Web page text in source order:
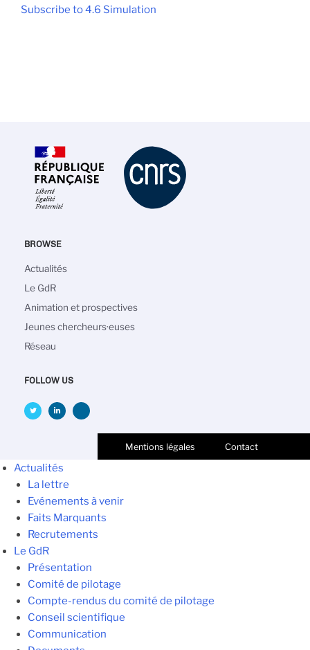
Subscribe to 4.6 Simulation
BROWSE
Main
navigation
Actualités
Le GdR
Animation et prospectives
Jeunes chercheurs·euses
Réseau
FOLLOW US
Mentions légales Contact
Actualités
La lettre
Evénements à venir
Faits Marquants
Recrutements
Le GdR
Présentation
Comité de pilotage
Compte-rendus du comité de pilotage
Conseil scientifique
Communication